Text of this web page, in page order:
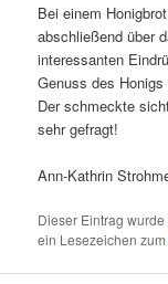
Bei einem
abschließend über
interessanten
Genuss des
Der schmeckte
sehr gefragt!
Ann-Kathrin
Dieser Eintrag
ein Lesezeichen zum